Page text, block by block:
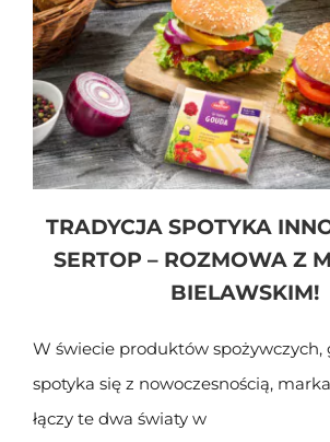
TRADYCJA SPOTYKA
SERTOP – ROZMOWA Z
BIELAWSKIM!
W świecie produktów spożywczych,
spotyka się z nowoczesnością,
łączy te dwa światy w